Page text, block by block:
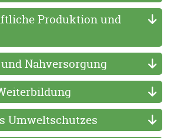
Produktion und
Nahversorgung
Umweltschutzes